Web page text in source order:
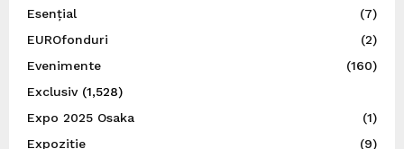
Esențial
(7)
EUROfonduri
(2)
Evenimente
(160)
Exclusiv(1,528)
Expo 2025 Osaka
(1)
Expoziție
(9)